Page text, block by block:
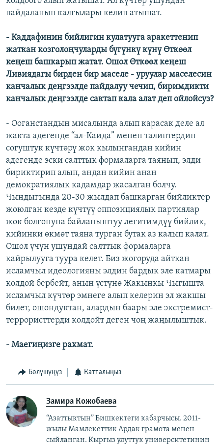
пайдаланып калгылары келип атышат.
- Каддафинин бийлигин кулатууга аракеттенип
жаткан козголоңчуларды бүгүнкү күнү Өткөөл
кеңеш башкарып жатат. Ошол Өткөөл кеңеш
Ливиядагы бирден бир маселе - уруулар маселесин
канчалык деңгээлде пайдалуу чечип, биримдикти
канчалык деңгээлде сактап кала алат деп ойлойсуз?
- Ооганстандын мисалында алып карасак деле ал
жакта адегенде “ал-Каида” менен талиптердин
согуштук күчтөрү жок кылынгандан кийин
адегенде эски салттык формаларга таянып, элди
бириктирип алып, андан кийин анан
демократиялык кадамдар жасалган болчу.
Чындыгында 20-30 жылдап башкарган бийликтер
жоюлган кезде күчтүү оппозициялык партиялар
жок болгонуна байланыштуу легитимдүү бийлик,
кийинки өкмөт таяна турган бутак аз калып калат.
Ошол үчүн ушундай салттык формаларга
кайрылууга туура келет. Биз жогоруда айткан
исламчыл идеологияны элдин бардык эле катмары
колдой бербейт, анын үстүнө Жакынкы Чыгышта
исламчыл күчтөр эмнеге алып келерин эл жакшы
билет, ошондуктан, алардын баары эле экстремист-
террористтерди колдойт деген чоң жаңылыштык.
- Маегиңизге рахмат.
Бөлүшүңүз Катталыңыз
Замира Кожобаева
“Азаттыктын” Бишкектеги кабарчысы. 2011-
жылы Мамлекеттик Ардак грамота менен
сыйланган. Кыргыз улуттук университетинин